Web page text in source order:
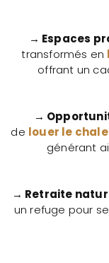
→ Espaces
transformés en
offrant un
→
de louer le
générant
→ Retraite
un refuge pour